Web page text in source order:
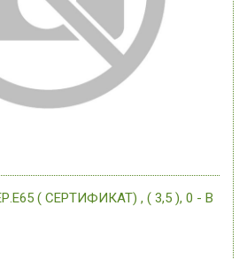
( СЕРТИФИКАТ) , ( 3,5 ), 0 - В